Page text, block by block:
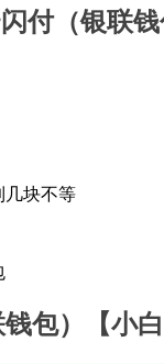
付（银联钱
几块不等
包）【小白